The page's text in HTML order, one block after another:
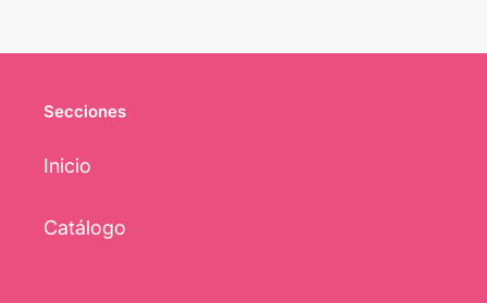
Secciones
Inicio
Catálogo